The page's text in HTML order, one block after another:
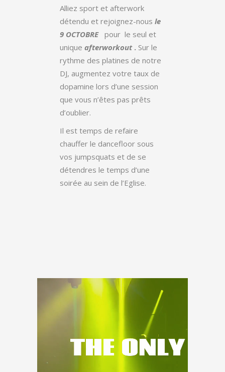
Alliez sport et afterwork
détendu et rejoignez-nous le
9 OCTOBRE pour le seul et
unique afterworkout . Sur le
rythme des platines de notre
DJ, augmentez votre taux de
dopamine lors d’une session
que vous n’êtes pas prêts
d’oublier.
Il est temps de refaire
chauffer le dancefloor sous
vos jumpsquats et de se
détendres le temps d’une
soirée au sein de l’Eglise.